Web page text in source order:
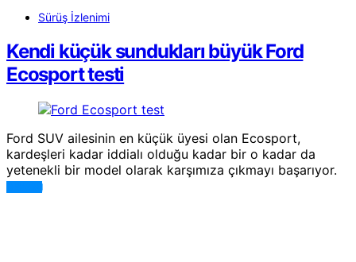
Sürüş İzlenimi
Kendi küçük sundukları büyük Ford
Ecosport testi
Ford SUV ailesinin en küçük üyesi olan Ecosport,
kardeşleri kadar iddialı olduğu kadar bir o kadar da
yetenekli bir model olarak karşımıza çıkmayı başarıyor.
DEVAMI